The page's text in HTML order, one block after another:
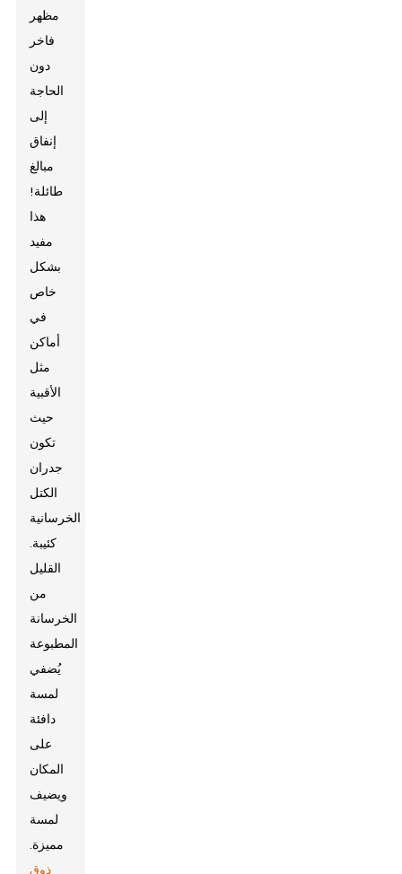
مظهر
فاخر
دون
الحاجة
إلى
إنفاق
مبالغ
طائلة!
هذا
مفيد
بشكل
خاص
في
أماكن
مثل
الأقبية
حيث
تكون
جدران
الكتل
الخرسانية
كئيبة.
القليل
من
الخرسانة
المطبوعة
يُضفي
لمسة
دافئة
على
المكان
ويضيف
لمسة
مميزة.
ذوق